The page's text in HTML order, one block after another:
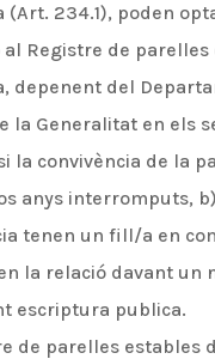
(Art. 234.1), poden
Registre de parelles
depenent del
la Generalitat en els
la convivència de la
anys interromputs,
tenen un fill/a en
la relació davant un
escriptura publica.
de parelles estables